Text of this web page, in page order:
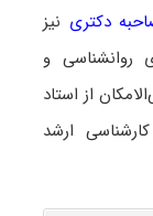
دکتری نیز
روانشناسی و
از استاد
ارشد